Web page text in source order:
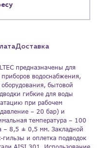
63
Доставка
предназначены для
водоснабжения,
оборудования, бытовой
гибкие для воды
при рабочем
– 20 бар) и
температура – 100
– 8,5 ± 0,5 мм. Закладной
и оплетка подводок